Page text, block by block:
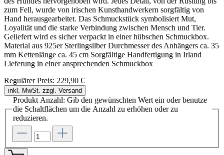
zum Fell, wurde von irischen Kunsthandwerkern sorgfältig von
Hand herausgearbeitet. Das Schmuckstück symbolisiert Mut,
Loyalität und die starke Verbindung zwischen Mensch und Tier.
Geliefert wird es sicher verpackt in einer hübschen Schmuckbox.
Material aus 925er Sterlingsilber Durchmesser des Anhängers ca. 35
mm Kettenlänge ca. 45 cm Sorgfältige Handfertigung in Irland
Lieferung in einer ansprechenden Schmuckbox
Regulärer Preis: 229,90 €
inkl. MwSt. zzgl. Versand
Produkt Anzahl: Gib den gewünschten Wert ein oder benutze
die Schaltflächen um die Anzahl zu erhöhen oder zu
reduzieren.